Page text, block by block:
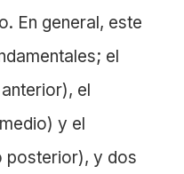
En general, este
el
el
y el
posterior), y dos